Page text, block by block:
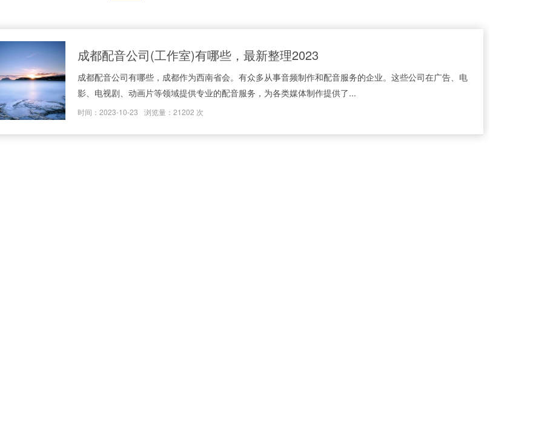
成都配音公司(工作室)有哪些，最新整理2023
成都配音公司有哪些，成都作为西南省会。有众多从事音频制作和配音服务的企业。这些公司在广告、电
影、电视剧、动画片等领域提供专业的配音服务，为各类媒体制作提供了...
时间：2023-10-23 浏览量：21202 次